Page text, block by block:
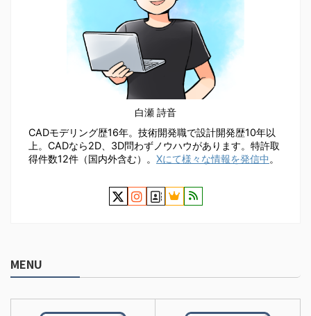
白瀬 詩音
CADモデリング歴16年。技術開発職で設計開発歴10年以
上。CADなら2D、3D問わずノウハウがあります。特許取
得件数12件（国内外含む）。 Xにて様々な情報を発信中 。
MENU